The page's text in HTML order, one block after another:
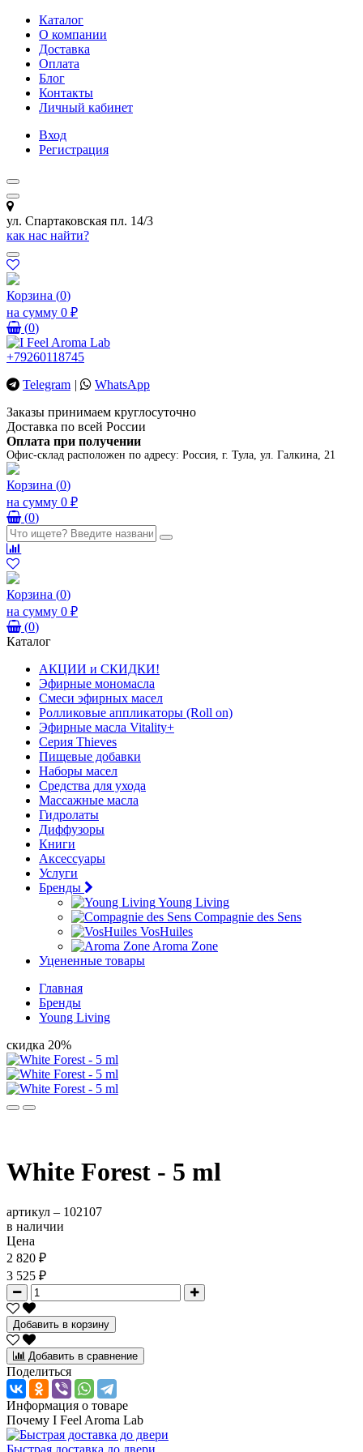
Каталог
О компании
Доставка
Оплата
Блог
Контакты
Личный кабинет
Вход
Регистрация
ул. Спартаковская пл. 14/3
как нас найти?
Корзина (0)
на сумму 0 ₽
(0)
+79260118745
Telegram |
WhatsApp
Заказы принимаем круглосуточно
Доставка по всей России
Оплата при получении
Офис-склад расположен по адресу: Россия, г. Тула, ул. Галкина, 21
Корзина (0)
на сумму 0 ₽
(0)
Корзина (0)
на сумму 0 ₽
(0)
Каталог
АКЦИИ и СКИДКИ!
Эфирные мономасла
Смеси эфирных масел
Ролликовые аппликаторы (Roll on)
Эфирные масла Vitality+
Серия Thieves
Пищевые добавки
Наборы масел
Средства для ухода
Массажные масла
Гидролаты
Диффузоры
Книги
Аксессуары
Услуги
Бренды
Young Living
Compagnie des Sens
VosHuiles
Aroma Zone
Уцененные товары
Главная
Бренды
Young Living
скидка 20%
White Forest - 5 ml
артикул – 102107
в наличии
Цена
2 820 ₽
3 525 ₽
Добавить в корзину
Добавить в сравнение
Поделиться
Информация о товаре
Почему I Feel Aroma Lab
Быстрая доставка до двери